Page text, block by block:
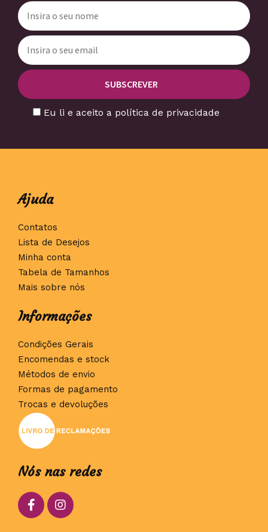
Eu li e aceito a política de privacidade
Ajuda
Contatos
Lista de Desejos
Minha conta
Tabela de Tamanhos
Mais sobre nós
Informações
Condições Gerais
Encomendas e stock
Métodos de envio
Formas de pagamento
Trocas e devoluções
Nós nas redes